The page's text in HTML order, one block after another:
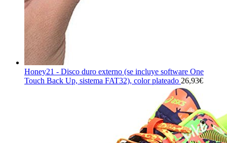
Honey21 - Disco duro externo (se incluye software One
Touch Back Up, sistema FAT32), color plateado 26,93€